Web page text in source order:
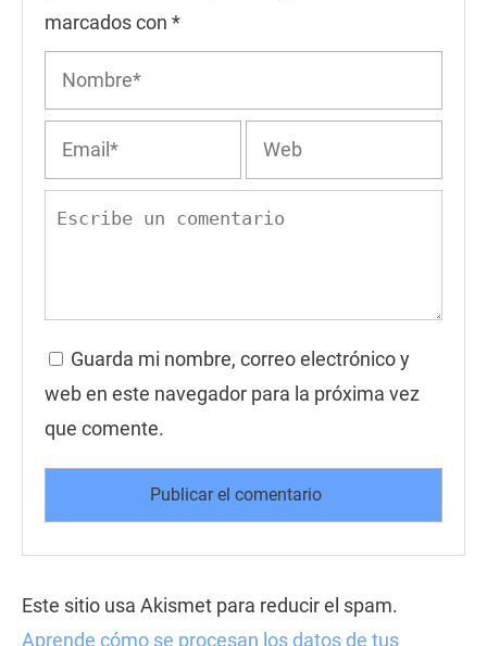
marcados con *
Guarda mi nombre, correo electrónico y
web en este navegador para la próxima vez
que comente.
Este sitio usa Akismet para reducir el spam.
Aprende cómo se procesan los datos de tus